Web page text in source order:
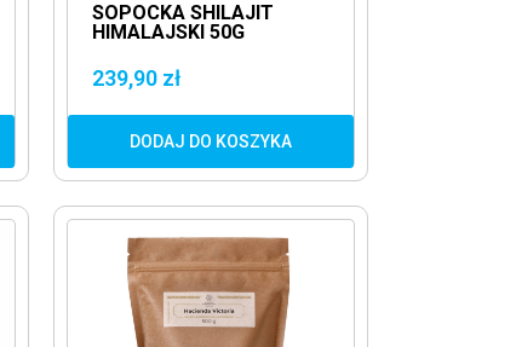
SOPOCKA SHILAJIT
HIMALAJSKI 50G
KWASY FULWOWE
239,90 zł
DODAJ DO KOSZYKA